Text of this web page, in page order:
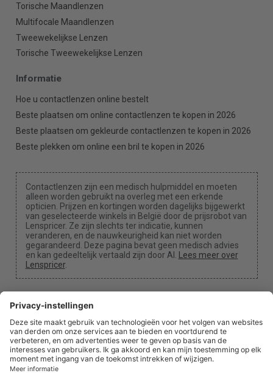
Torische Maandlenzen
Multifocale Maandlenzen
Tweewekelijkse Lenzen
Torische Tweewekelijkse Lenzen
Informatie
Hoe u contactlenzen online bestelt
Beste plaatsen om online contactlenzen te kopen in 2026
Beste plaatsen om gekleurde contactlenzen te kopen in 2026
Beste plekken om online een bril te kopen in 2026
Contactlenzen zijn een medisch hulpmiddel en moeten
alleen worden gebruikt na overleg met een erkende
opticien. Prijzen en kortingen worden dagelijks bijgewerkt
van geselecteerde winkels in België door de prijsrobot van
Lenspricer. Ze zijn slechts ter indicatie, kunnen
veranderen, en de nauwkeurigheid kan niet worden
gegarandeerd. Deze pagina bevat geen medisch advies
en kan gedeeltelijk vertaald zijn door AI. Lees meer over
Lenspricer.
Cookie-instellingen
We kunnen een commissie ontvangen als je een van